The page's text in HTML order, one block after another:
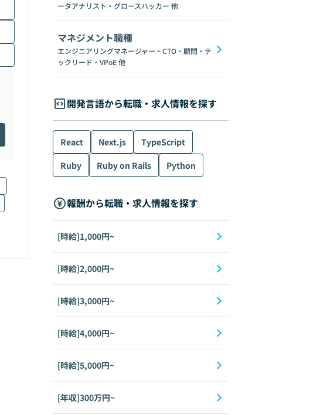
ータアナリスト・グロースハッカー 他
マネジメント職種
エンジニアリングマネージャー・CTO・顧問・テ
ックリード・VPoE他
開発言語から転職・求人情報を探す
React Next.js
TypeScript
Ruby
Ruby on Rails Python
報酬から転職・求人情報を探す
[時給]1,000円~
[時給]2,000円~
[時給]3,000円~
[時給]4,000円~
[時給]5,000円~
[年収]300万円~